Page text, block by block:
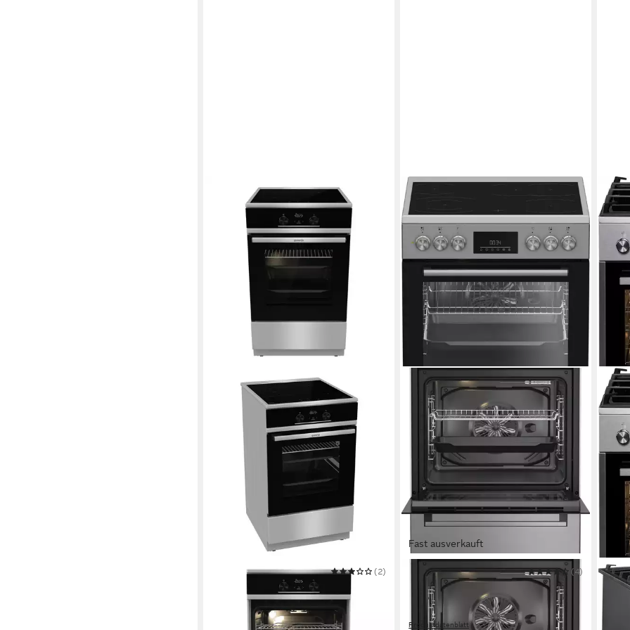
GORENJE
Induktions-Standherd
Induktion Kochfeld
Aqua Clean Selbstreinigung
1-fach-Teleskopauszug Auszugssystem
(2)
Fast ausverkauft
BEKO
Elektro-Standherd FBM67320XS
Elektro
Kochfeld
Teleskopauszug nachrüstbar Auszugssystem
(4)
Produktdatenblatt